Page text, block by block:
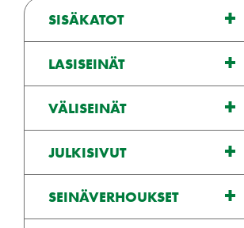
SISÄKATOT
LASISEINÄT
VÄLISEINÄT
JULKISIVUT
SEINÄVERHOUKSET